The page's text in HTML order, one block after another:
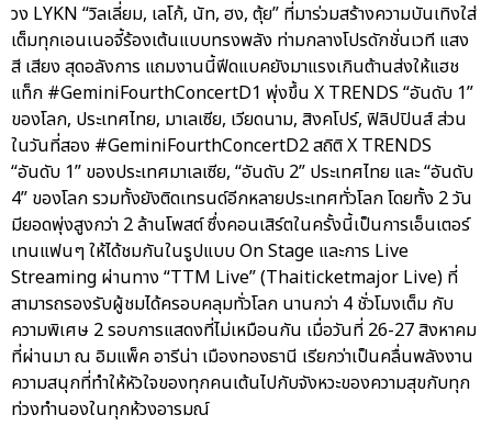
วง LYKN “วิลเลี่ยม, เลโก้, นัท, ฮง, ตุ้ย” ที่มาร่วมสร้างความบันเทิงใส่
เต็มทุกเอนเนอจี้ร้องเต้นแบบทรงพลัง ท่ามกลางโปรดักชั่นเวที แสง
สี เสียง สุดอลังการ แถมงานนี้ฟีดแบคยังมาแรงเกินต้านส่งให้แฮช
แท็ก #GeminiFourthConcertD1 พุ่งขึ้น X TRENDS “อันดับ 1”
ของโลก, ประเทศไทย, มาเลเซีย, เวียดนาม, สิงคโปร์, ฟิลิปปินส์ ส่วน
ในวันที่สอง #GeminiFourthConcertD2 สถิติ X TRENDS
“อันดับ 1” ของประเทศมาเลเซีย, “อันดับ 2” ประเทศไทย และ “อันดับ
4” ของโลก รวมทั้งยังติดเทรนด์อีกหลายประเทศทั่วโลก โดยทั้ง 2 วัน
มียอดพุ่งสูงกว่า 2 ล้านโพสต์ ซึ่งคอนเสิร์ตในครั้งนี้เป็นการเอ็นเตอร์
เทนแฟนๆ ให้ได้ชมกันในรูปแบบ On Stage และการ Live
Streaming ผ่านทาง “TTM Live” (Thaiticketmajor Live) ที่
สามารถรองรับผู้ชมได้ครอบคลุมทั่วโลก นานกว่า 4 ชั่วโมงเต็ม กับ
ความพิเศษ 2 รอบการแสดงที่ไม่เหมือนกัน เมื่อวันที่ 26-27 สิงหาคม
ที่ผ่านมา ณ อิมแพ็ค อารีน่า เมืองทองธานี เรียกว่าเป็นคลื่นพลังงาน
ความสนุกที่ทำให้หัวใจของทุกคนเต้นไปกับจังหวะของความสุขกับทุก
ท่วงทำนองในทุกห้วงอารมณ์